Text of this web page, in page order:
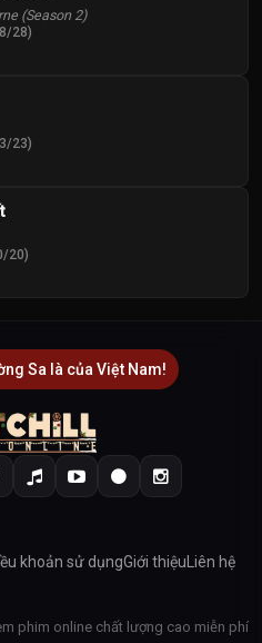
(Season 2)
28)
23)
20)
Sa là của Việt Nam!
khoản sử dụngGiới thiệuLiên hệ
phim online chất lượng cao miễn phí